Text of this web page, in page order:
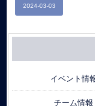
2024-03-03
イベント情
チーム情報